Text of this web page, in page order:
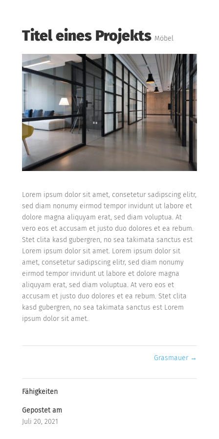
Titel eines Projekts Möbel
Lorem ipsum dolor sit amet, consetetur sadipscing elitr,
sed diam nonumy eirmod tempor invidunt ut labore et
dolore magna aliquyam erat, sed diam voluptua. At
vero eos et accusam et justo duo dolores et ea rebum.
Stet clita kasd gubergren, no sea takimata sanctus est
Lorem ipsum dolor sit amet. Lorem ipsum dolor sit
amet, consetetur sadipscing elitr, sed diam nonumy
eirmod tempor invidunt ut labore et dolore magna
aliquyam erat, sed diam voluptua. At vero eos et
accusam et justo duo dolores et ea rebum. Stet clita
kasd gubergren, no sea takimata sanctus est Lorem
ipsum dolor sit amet.
Grasmauer →
Fähigkeiten
Gepostet am
Juli 20, 2021